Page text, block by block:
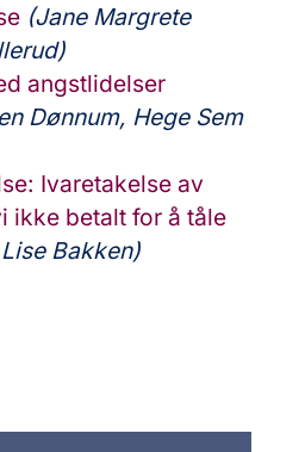
(Jane Margrete
angstlidelser
Dønnum, Hege Sem
Ivaretakelse av
ikke betalt for å tåle
Bakken)